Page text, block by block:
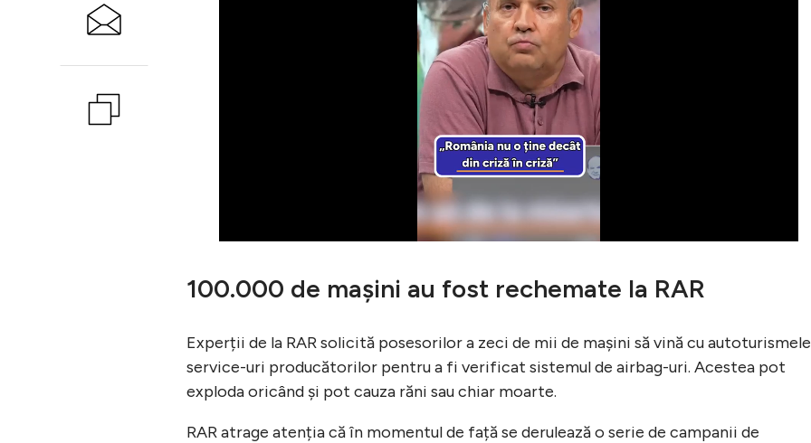
100.000 de mașini au fost rechemate la RAR
Experții de la RAR solicită posesorilor a zeci de mii de mașini să vină cu
service-uri producătorilor pentru a fi verificat sistemul de airbag-uri. Acestea pot
exploda oricând și pot cauza răni sau chiar moarte.
RAR atrage atenția că în momentul de față se derulează o serie de campanii de